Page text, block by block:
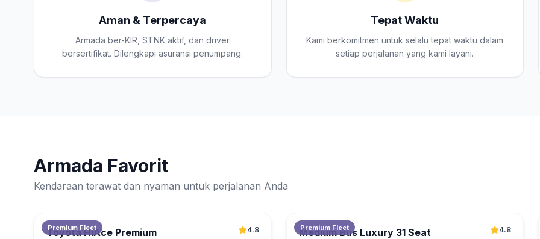
Aman & Terpercaya
Armada ber-KIR, STNK aktif, dan driver
bersertifikat. Dilengkapi asuransi penumpang.
Tepat Waktu
Kami berkomitmen untuk selalu tepat waktu dalam
setiap perjalanan yang kami layani.
Armada Favorit
Kendaraan terawat dan nyaman untuk perjalanan Anda
Premium Fleet
Toyota HiAce Premium 4.8 Premium Fleet
Medium Bus Luxury 31 Seat 4.8